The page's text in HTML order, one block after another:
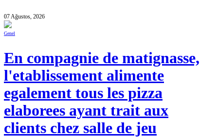
07 Ağustos, 2026
Genel
En compagnie de matignasse,
l'etablissement alimente
egalement tous les pizza
elaborees ayant trait aux
clients chez salle de jeu